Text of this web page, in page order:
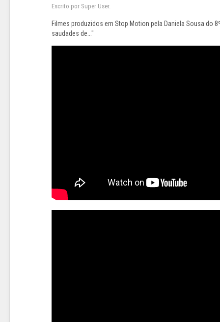
Escrito por Super User.
Filmes produzidos em Stop Motion pela Daniela Sousa do
saudades de..."